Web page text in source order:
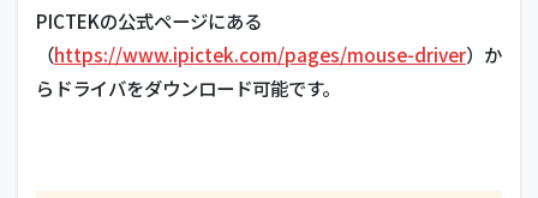
PICTEKの公式ページにある
（https://www.ipictek.com/pages/mouse-driver）か
らドライバをダウンロード可能です。